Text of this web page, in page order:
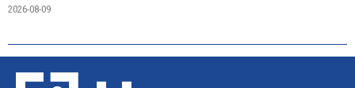
2026-08-09